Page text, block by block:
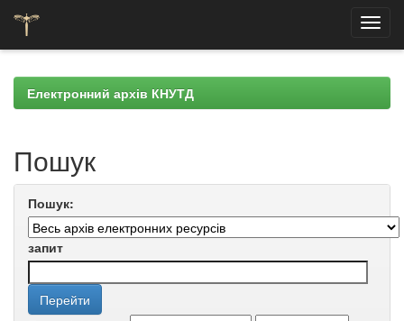
navigationЕлектронний архів КНУТД
Пошук
Пошук:
запит